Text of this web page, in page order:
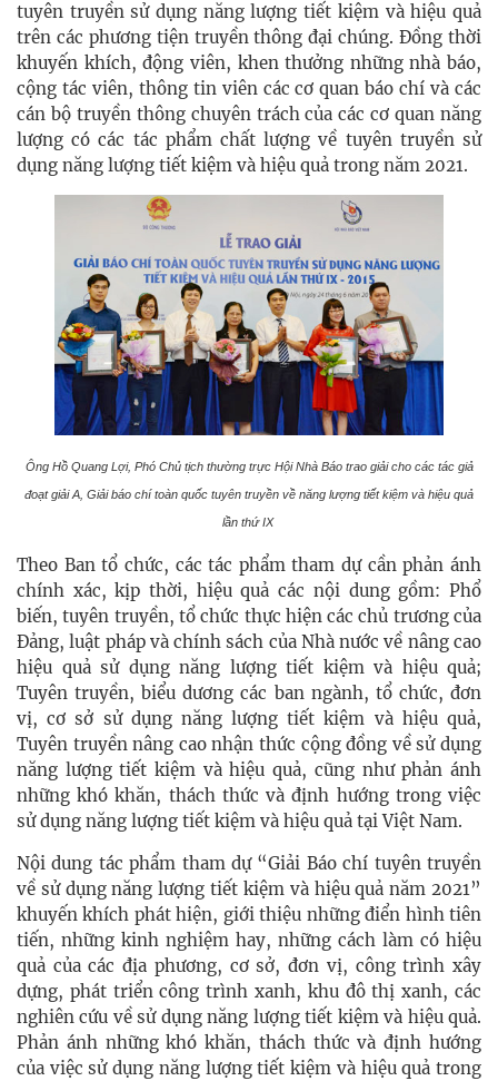
tuyên truyền sử dụng năng lượng tiết kiệm và hiệu quả
trên các phương tiện truyền thông đại chúng. Đồng thời
khuyến khích, động viên, khen thưởng những nhà báo,
cộng tác viên, thông tin viên các cơ quan báo chí và các
cán bộ truyền thông chuyên trách của các cơ quan năng
lượng có các tác phẩm chất lượng về tuyên truyền sử
dụng năng lượng tiết kiệm và hiệu quả trong năm 2021.
Ông Hồ Quang Lợi, Phó Chủ tịch thường trực Hội Nhà Báo trao giải cho các tác giả
đoạt giải A, Giải báo chí toàn quốc tuyên truyền về năng lượng tiết kiệm và hiệu quả
lần thứ IX
Theo Ban tổ chức, các tác phẩm tham dự cần phản ánh
chính xác, kịp thời, hiệu quả các nội dung gồm: Phổ
biến, tuyên truyền, tổ chức thực hiện các chủ trương của
Đảng, luật pháp và chính sách của Nhà nước về nâng cao
hiệu quả sử dụng năng lượng tiết kiệm và hiệu quả;
Tuyên truyền, biểu dương các ban ngành, tổ chức, đơn
vị, cơ sở sử dụng năng lượng tiết kiệm và hiệu quả,
Tuyên truyền nâng cao nhận thức cộng đồng về sử dụng
năng lượng tiết kiệm và hiệu quả, cũng như phản ánh
những khó khăn, thách thức và định hướng trong việc
sử dụng năng lượng tiết kiệm và hiệu quả tại Việt Nam.
Nội dung tác phẩm tham dự “Giải Báo chí tuyên truyền
về sử dụng năng lượng tiết kiệm và hiệu quả năm 2021”
khuyến khích phát hiện, giới thiệu những điển hình tiên
tiến, những kinh nghiệm hay, những cách làm có hiệu
quả của các địa phương, cơ sở, đơn vị, công trình xây
dựng, phát triển công trình xanh, khu đô thị xanh, các
nghiên cứu về sử dụng năng lượng tiết kiệm và hiệu quả.
Phản ánh những khó khăn, thách thức và định hướng
của việc sử dụng năng lượng tiết kiệm và hiệu quả trong